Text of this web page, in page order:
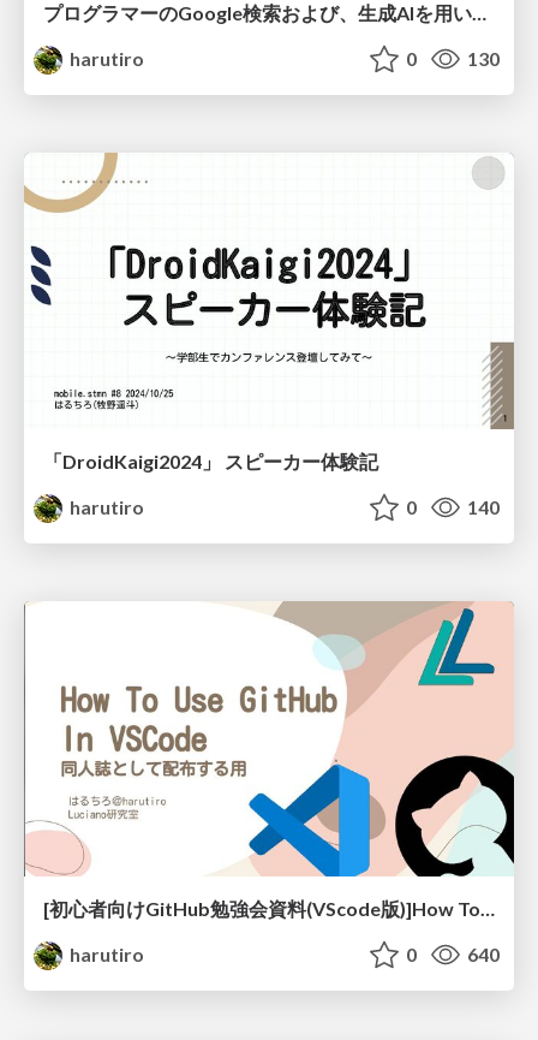
プログラマーのGoogle検索および、生成AIを用いたエラー解決方法
harutiro
0 130
「DroidKaigi2024」 スピーカー体験記
harutiro
0 140
[初心者向けGitHub勉強会資料(VScode版)]How To GitHub In VSCode
harutiro
0 640